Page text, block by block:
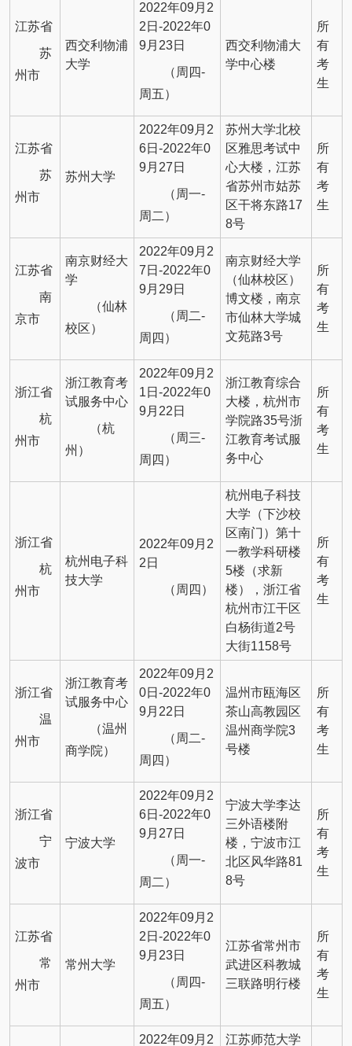
江苏省
苏
州市
西交利物浦
大学
2022年09月2
2日-2022年0
9月23日
（周四-
周五）
西交利物浦大
学中心楼
所
有
考
生
江苏省
苏
州市
苏州大学
2022年09月2
6日-2022年0
9月27日
（周一-
周二）
苏州大学北校
区雅思考试中
心大楼，江苏
省苏州市姑苏
区干将东路17
8号
所
有
考
生
江苏省
南
京市
南京财经大
学
（仙林
校区）
2022年09月2
7日-2022年0
9月29日
（周二-
周四）
南京财经大学
（仙林校区）
博文楼，南京
市仙林大学城
文苑路3号
所
有
考
生
浙江省
杭
州市
浙江教育考
试服务中心
（杭
州）
2022年09月2
1日-2022年0
9月22日
（周三-
周四）
浙江教育综合
大楼，杭州市
学院路35号浙
江教育考试服
务中心
所
有
考
生
浙江省
杭
州市
杭州电子科
技大学
2022年09月2
2日
（周四）
杭州电子科技
大学（下沙校
区南门）第十
一教学科研楼
5楼（求新
楼），浙江省
杭州市江干区
白杨街道2号
大街1158号
所
有
考
生
浙江省
温
州市
浙江教育考
试服务中心
（温州
商学院）
2022年09月2
0日-2022年0
9月22日
（周二-
周四）
温州市瓯海区
茶山高教园区
温州商学院3
号楼
所
有
考
生
浙江省
宁
波市
宁波大学
2022年09月2
6日-2022年0
9月27日
（周一-
周二）
宁波大学李达
三外语楼附
楼，宁波市江
北区风华路81
8号
所
有
考
生
江苏省
常
州市
常州大学
2022年09月2
2日-2022年0
9月23日
（周四-
周五）
江苏省常州市
武进区科教城
三联路明行楼
所
有
考
生
2022年09月2 江苏师范大学